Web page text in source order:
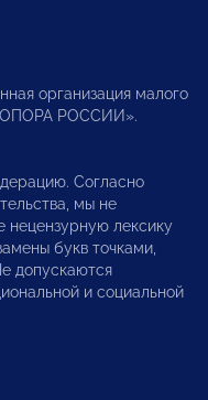
организация малого
«ОПОРА РОССИИ».
Согласно
мы не
лексику
букв точками,
допускаются
и социальной